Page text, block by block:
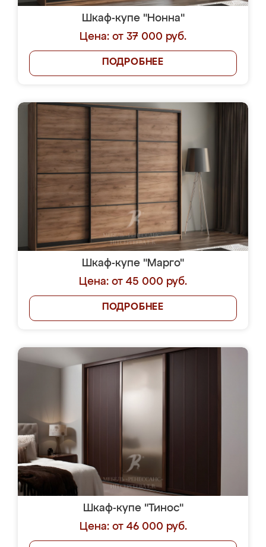
Шкаф-купе "Нонна"
Цена: от 37 000 руб.
ПОДРОБНЕЕ
Шкаф-купе "Марго"
Цена: от 45 000 руб.
ПОДРОБНЕЕ
Шкаф-купе "Тинос"
Цена: от 46 000 руб.